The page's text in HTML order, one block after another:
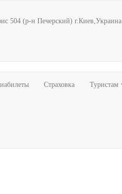
504 (р-н Печерский) г.Киев,Украина
Страховка Туристам